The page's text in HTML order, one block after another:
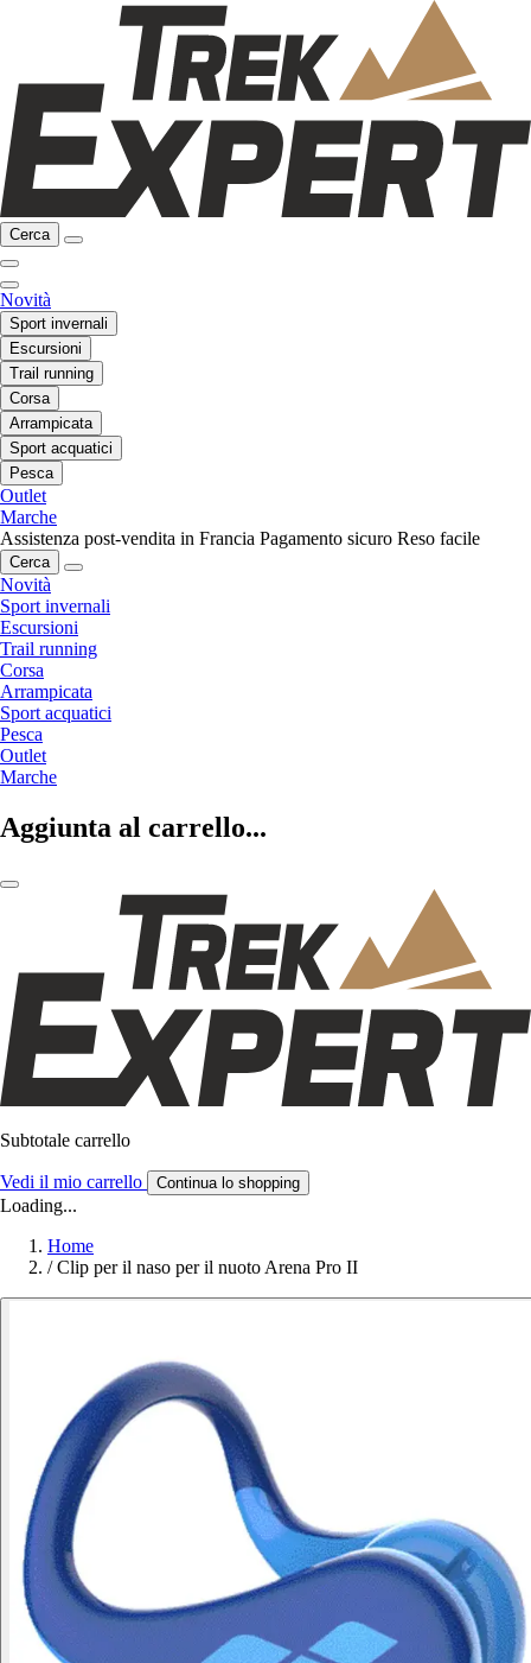
Cerca
Novità
Sport invernali
Escursioni
Trail running
Corsa
Arrampicata
Sport acquatici
Pesca
Outlet
Marche
Assistenza post-vendita in Francia Pagamento sicuro Reso facile
Cerca
Novità
Sport invernali
Escursioni
Trail running
Corsa
Arrampicata
Sport acquatici
Pesca
Outlet
Marche
Aggiunta al carrello...
Subtotale carrello
Vedi il mio carrello Continua lo shopping
Loading...
Home
/ Clip per il naso per il nuoto Arena Pro II